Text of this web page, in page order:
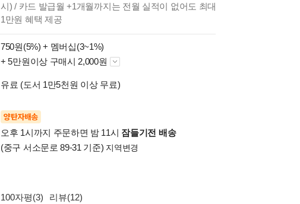
시) / 카드 발급월 +1개월까지는 전월 실적이 없어도 최대
1만원 혜택 제공
750원(5%) + 멤버십(3~1%)
+ 5만원이상 구매시 2,000원
유료 (도서 1만5천원 이상 무료)
양탄자배송
오후 1시까지 주문하면 밤 11시 잠들기전 배송
(중구 서소문로 89-31 기준) 지역변경
100자평(3) 리뷰(12)